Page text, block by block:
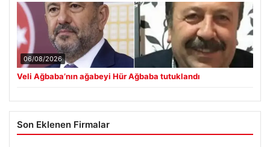
06/08/2026
Veli Ağbaba’nın ağabeyi Hür Ağbaba tutuklandı
Son Eklenen Firmalar